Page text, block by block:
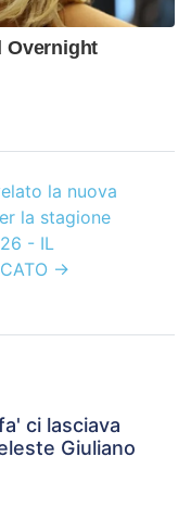
la nuova
la stagione
- IL
→
ci lasciava
Giuliano